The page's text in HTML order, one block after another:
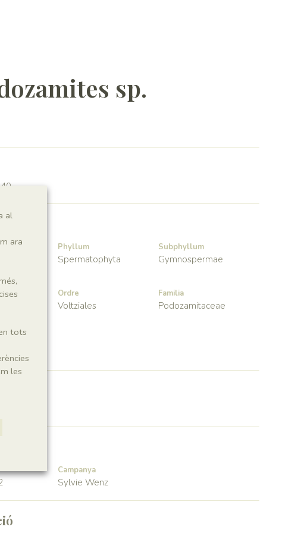
sp.
Phyllum
Spermatophyta
Subphyllum
Gymnospermae
Ordre
Voltziales
Familia
Podozamitaceae
Campanya
Sylvie Wenz
al
ara
tots
les